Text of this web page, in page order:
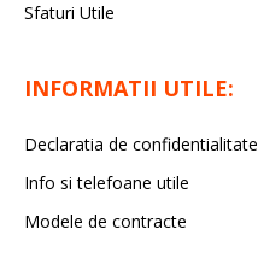
Sfaturi Utile
INFORMATII UTILE:
Declaratia de confidentialitate
Info si telefoane utile
Modele de contracte